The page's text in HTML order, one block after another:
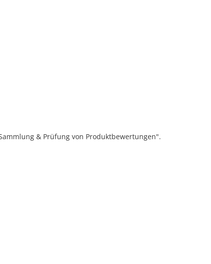
& Prüfung von Produktbewertungen".